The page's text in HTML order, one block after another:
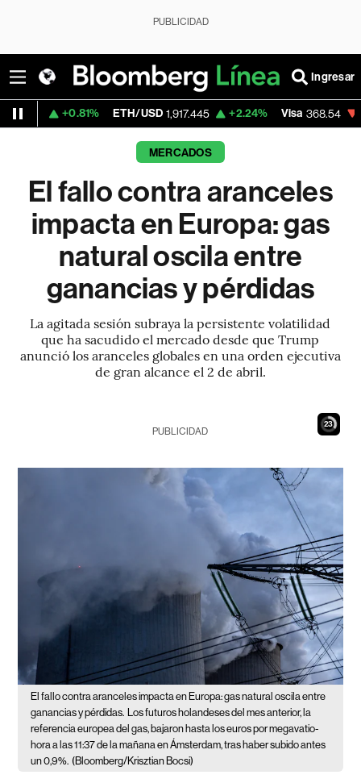
PUBLICIDAD
Ingresar
ETH/USD 1,917.445 +2.24% Visa 368.54 -0.28%
MERCADOS
El fallo contra aranceles
impacta en Europa: gas
natural oscila entre
ganancias y pérdidas
La agitada sesión subraya la persistente volatilidad
que ha sacudido el mercado desde que Trump
anunció los aranceles globales en una orden ejecutiva
de gran alcance el 2 de abril.
22
PUBLICIDAD
El fallo contra aranceles impacta en Europa: gas natural oscila entre
ganancias y pérdidas.
Los futuros holandeses del mes anterior, la
referencia europea del gas, bajaron hasta los euros por megavatio-
hora a las 11:37 de la mañana en Ámsterdam, tras haber subido antes
un 0,9%. (Bloomberg/Krisztian Bocsi)